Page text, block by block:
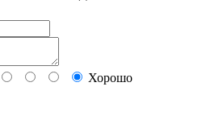
Хорошо